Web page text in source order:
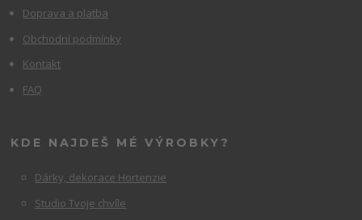
Doprava a platba
Obchodní podmínky
Kontakt
FAQ
KDE NAJDEŠ MÉ VÝROBKY?
Dárky, dekorace Hortenzie
Studio Tvoje chvíle